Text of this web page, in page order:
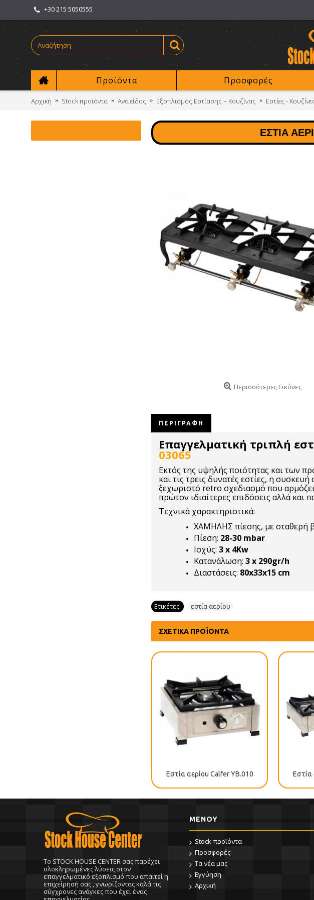
+30 215 5050555
Προϊόντα Προσφορές
Αρχική Stock προϊόντα Ανά είδος Εξοπλισμός Εστίασης – Κουζίνας Εστίες -
ΕΣΤΊΑ
Περισσότερες Εικόνες
ΠΕΡΙΓΡΑΦΉ
Επαγγελματική τριπλή
03065
Εκτός της υψηλής ποιότητας και των
και τις τρεις δυνατές εστίες, η συσκευή
ξεχωριστό retro σχεδιασμό που αρμόζει
πρώτον ιδιαίτερες επιδόσεις αλλά και
Τεχνικά χαρακτηριστικά:
ΧΑΜΗΛΗΣ πίεσης, με σταθερή
Πίεση: 28-30 mbar
Ισχύς: 3 x 4Kw
Κατανάλωση: 3 x 290gr/h
Διαστάσεις: 80x33x15 cm
Ετικέτες: εστία αερίου
ΣΧΕΤΙΚΆ ΠΡΟΪΌΝΤΑ
Εστία αερίου Calfer ΥΒ.010 Εστία
To STOCK HOUSE CENTER σας παρέχει
ολοκληρωμένες λύσεις στον
επαγγελματικό εξοπλισμό που απαιτεί η
επιχείρησή σας , γνωρίζοντας καλά τις
σύγχρονες ανάγκες που έχει ένας
ΜΕΝΟΥ
Stock προϊόντα
Προσφορές
Τα νέα μας
Εγγύηση
Αρχική